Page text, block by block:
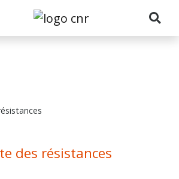
des résistances